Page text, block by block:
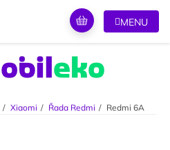
Xiaomi Řada Redmi Redmi 6A